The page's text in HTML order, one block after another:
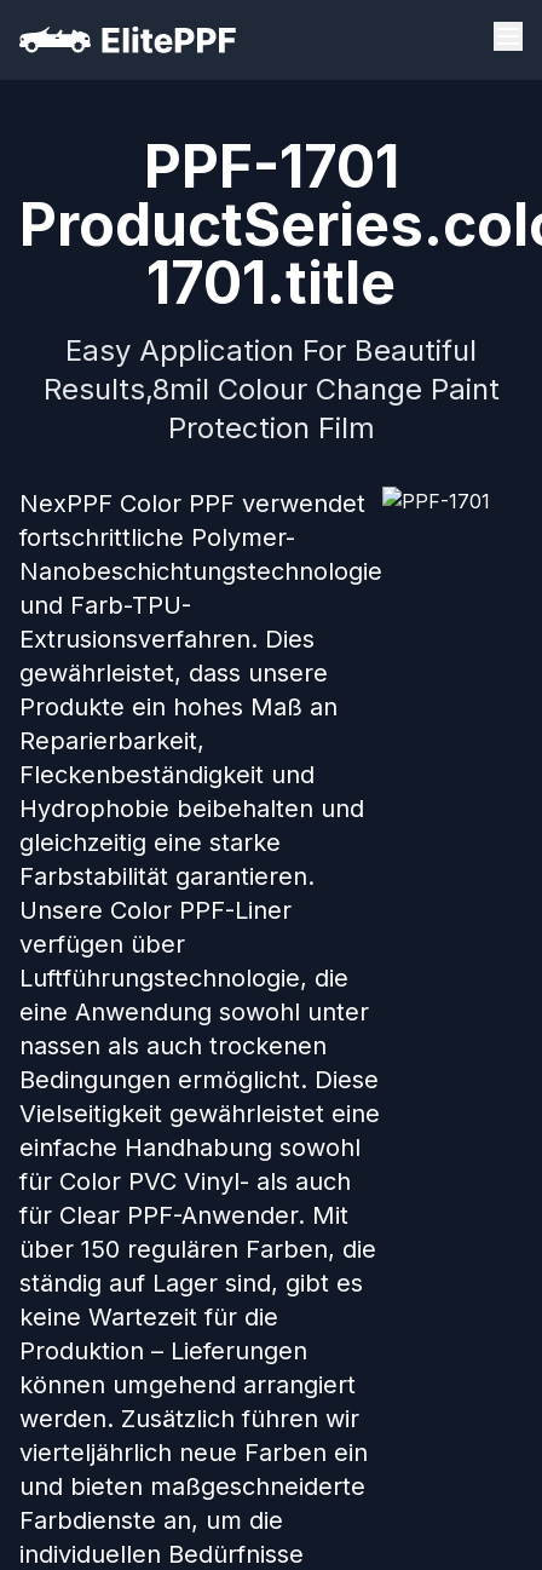
PPF-1701
1701.title
Easy Application For Beautiful
Results,8mil Colour Change Paint
Protection Film
NexPPF Color PPF verwendet
fortschrittliche Polymer-
Nanobeschichtungstechnologie
und Farb-TPU-
Extrusionsverfahren. Dies
gewährleistet, dass unsere
Produkte ein hohes Maß an
Reparierbarkeit,
Fleckenbeständigkeit und
Hydrophobie beibehalten und
gleichzeitig eine starke
Farbstabilität garantieren.
Unsere Color PPF-Liner
verfügen über
Luftführungstechnologie, die
eine Anwendung sowohl unter
nassen als auch trockenen
Bedingungen ermöglicht. Diese
Vielseitigkeit gewährleistet eine
einfache Handhabung sowohl
für Color PVC Vinyl- als auch
für Clear PPF-Anwender. Mit
über 150 regulären Farben, die
ständig auf Lager sind, gibt es
keine Wartezeit für die
Produktion – Lieferungen
können umgehend arrangiert
werden. Zusätzlich führen wir
vierteljährlich neue Farben ein
und bieten maßgeschneiderte
Farbdienste an, um die
individuellen Bedürfnisse